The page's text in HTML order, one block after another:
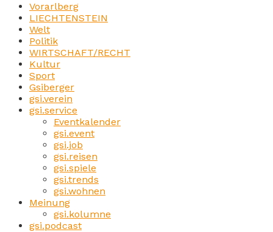
Vorarlberg
LIECHTENSTEIN
Welt
Politik
WIRTSCHAFT/RECHT
Kultur
Sport
Gsiberger
gsi.verein
gsi.service
Eventkalender
gsi.event
gsi.job
gsi.reisen
gsi.spiele
gsi.trends
gsi.wohnen
Meinung
gsi.kolumne
gsi.podcast